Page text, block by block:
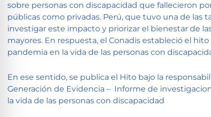
sobre personas con discapacidad que fallecieron
públicas como privadas. Perú, que tuvo una de las
investigar este impacto y priorizar el bienestar de
mayores. En respuesta, el Conadis estableció el
pandemia en la vida de las personas con
En ese sentido, se publica el Hito bajo la
Generación de Evidencia – Informe de
la vida de las personas con discapacidad